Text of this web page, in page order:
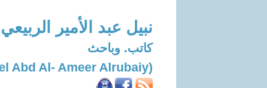
نبيل عبد الأمير الربيعي
كاتب. وباحث
(Nabeel Abd Al- Ameer Alrubaiy)